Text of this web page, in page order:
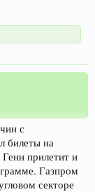
с
билеты на
прилетит и
Газпром
секторе